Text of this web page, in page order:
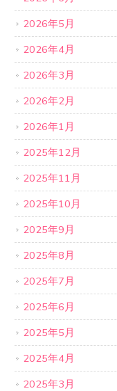
2026年5月
2026年4月
2026年3月
2026年2月
2026年1月
2025年12月
2025年11月
2025年10月
2025年9月
2025年8月
2025年7月
2025年6月
2025年5月
2025年4月
2025年3月